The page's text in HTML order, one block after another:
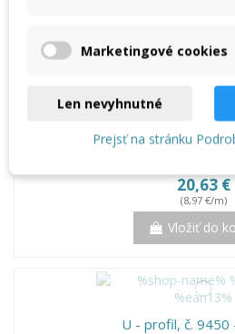
20,63 €
(8,97 €/m)
Vložiť do
U - profil, č. 9450
Marketingové cookies
Len nevyhnutné
Prejsť na stránku